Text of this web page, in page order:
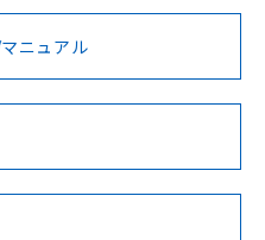
だく前に、以下を必ずお読
BV型式承認
（フランス
KR型式
（韓国
No No
ニュアル